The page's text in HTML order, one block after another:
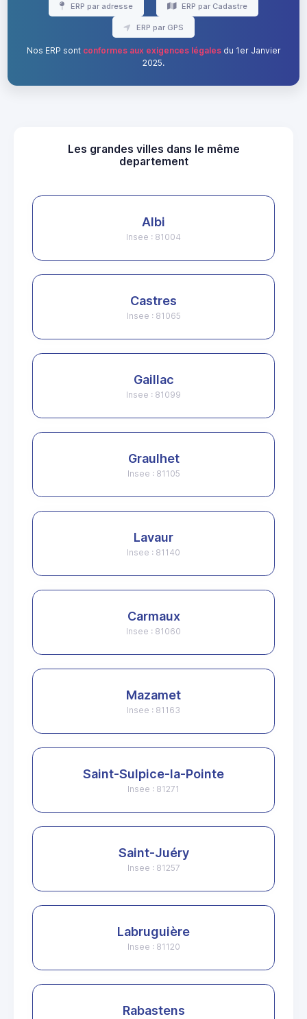
ERP par adresse ERP par Cadastre
ERP par GPS
Nos ERP sont conformes aux exigences légalesdu 1er Janvier
2025.
Les grandes villes dans le même
departement
Albi
Insee : 81004
Castres
Insee : 81065
Gaillac
Insee : 81099
Graulhet
Insee : 81105
Lavaur
Insee : 81140
Carmaux
Insee : 81060
Mazamet
Insee : 81163
Saint-Sulpice-la-Pointe
Insee : 81271
Saint-Juéry
Insee : 81257
Labruguière
Insee : 81120
Rabastens